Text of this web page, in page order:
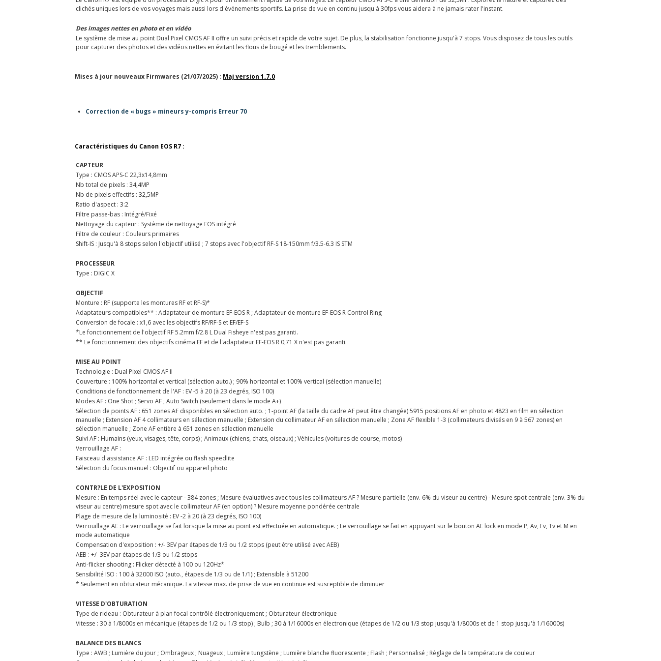
clichés uniques lors de vos voyages mais aussi lors d'événements sportifs. La prise de vue en continu jusqu'à 30fps vous aidera à ne jamais rater l'instant.
Des images nettes en photo et en vidéo
Le système de mise au point Dual Pixel CMOS AF II offre un suivi précis et rapide de votre sujet. De plus, la stabilisation fonctionne jusqu'à 7 stops. Vous disposez de tous les outils
pour capturer des photos et des vidéos nettes en évitant les flous de bougé et les tremblements.
Mises à jour nouveaux Firmwares (21/07/2025) : Maj version 1.7.0
Correction de « bugs » mineurs y-compris Erreur 70
Caractéristiques du Canon EOS R7 :
CAPTEUR
Type : CMOS APS-C 22,3x14,8mm
Nb total de pixels : 34,4MP
Nb de pixels effectifs : 32,5MP
Ratio d'aspect : 3:2
Filtre passe-bas : Intégré/Fixé
Nettoyage du capteur : Système de nettoyage EOS intégré
Filtre de couleur : Couleurs primaires
Shift-IS : Jusqu'à 8 stops selon l'objectif utilisé ; 7 stops avec l'objectif RF-S 18-150mm f/3.5-6.3 IS STM
PROCESSEUR
Type : DIGIC X
OBJECTIF
Monture : RF (supporte les montures RF et RF-S)*
Adaptateurs compatibles** : Adaptateur de monture EF-EOS R ; Adaptateur de monture EF-EOS R Control Ring
Conversion de focale : x1,6 avec les objectifs RF/RF-S et EF/EF-S
*Le fonctionnement de l'objectif RF 5.2mm f/2.8 L Dual Fisheye n'est pas garanti.
** Le fonctionnement des objectifs cinéma EF et de l'adaptateur EF-EOS R 0,71 X n'est pas garanti.
MISE AU POINT
Technologie : Dual Pixel CMOS AF II
Couverture : 100% horizontal et vertical (sélection auto.) ; 90% horizontal et 100% vertical (sélection manuelle)
Conditions de fonctionnement de l'AF : EV -5 à 20 (à 23 degrés, ISO 100)
Modes AF : One Shot ; Servo AF ; Auto Switch (seulement dans le mode A+)
Sélection de points AF : 651 zones AF disponibles en sélection auto. ; 1-point AF (la taille du cadre AF peut être changée) 5915 positions AF en photo et 4823 en film en sélection
manuelle ; Extension AF 4 collimateurs en sélection manuelle ; Extension du collimateur AF en sélection manuelle ; Zone AF flexible 1-3 (collimateurs divisés en 9 à 567 zones) en
sélection manuelle ; Zone AF entière à 651 zones en sélection manuelle
Suivi AF : Humains (yeux, visages, tête, corps) ; Animaux (chiens, chats, oiseaux) ; Véhicules (voitures de course, motos)
Verrouillage AF :
Faisceau d'assistance AF : LED intégrée ou flash speedlite
Sélection du focus manuel : Objectif ou appareil photo
CONTR?LE DE L'EXPOSITION
Mesure : En temps réel avec le capteur - 384 zones ; Mesure évaluatives avec tous les collimateurs AF ? Mesure partielle (env. 6% du viseur au centre) - Mesure spot centrale (env. 3% du
viseur au centre) mesure spot avec le collimateur AF (en option) ? Mesure moyenne pondérée centrale
Plage de mesure de la luminosité : EV -2 à 20 (à 23 degrés, ISO 100)
Verrouillage AE : Le verrouillage se fait lorsque la mise au point est effectuée en automatique. ; Le verrouillage se fait en appuyant sur le bouton AE lock en mode P, Av, Fv, Tv et M en
mode automatique
Compensation d'exposition : +/- 3EV par étapes de 1/3 ou 1/2 stops (peut être utilisé avec AEB)
AEB : +/- 3EV par étapes de 1/3 ou 1/2 stops
Anti-flicker shooting : Flicker détecté à 100 ou 120Hz*
Sensibilité ISO : 100 à 32000 ISO (auto., étapes de 1/3 ou de 1/1) ; Extensible à 51200
* Seulement en obturateur mécanique. La vitesse max. de prise de vue en continue est susceptible de diminuer
VITESSE D'OBTURATION
Type de rideau : Obturateur à plan focal contrôlé électroniquement ; Obturateur électronique
Vitesse : 30 à 1/8000s en mécanique (étapes de 1/2 ou 1/3 stop) ; Bulb ; 30 à 1/16000s en électronique (étapes de 1/2 ou 1/3 stop jusqu'à 1/8000s et de 1 stop jusqu'à 1/16000s)
BALANCE DES BLANCS
Type : AWB ; Lumière du jour ; Ombrageux ; Nuageux ; Lumière tungstène ; Lumière blanche fluorescente ; Flash ; Personnalisé ; Réglage de la température de couleur